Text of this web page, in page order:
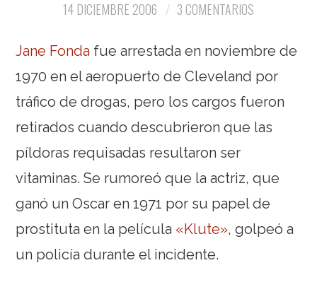
14 DICIEMBRE 2006 3 COMENTARIOS
Jane Fonda fue arrestada en noviembre de
1970 en el aeropuerto de Cleveland por
tráfico de drogas, pero los cargos fueron
retirados cuando descubrieron que las
píldoras requisadas resultaron ser
vitaminas. Se rumoreó que la actriz, que
ganó un Oscar en 1971 por su papel de
prostituta en la película «Klute», golpeó a
un policía durante el incidente.